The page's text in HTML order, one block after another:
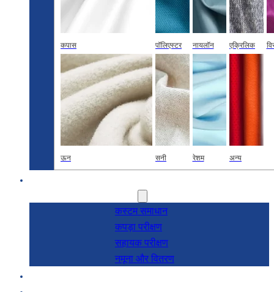
कपास पॉलिएस्टर नायलॉन एक्रिलिक
ऊन सनी रेशम अन्य
कस्टम समाधान
कपड़ा परीक्षण
सहायक परीक्षण
नमूना और वितरण